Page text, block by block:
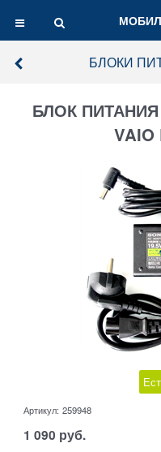
БЛОКИ
БЛОК
VAIO
Артикул: 259948
1 090 руб.